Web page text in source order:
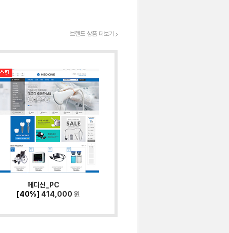
브랜드 상품 더보기
메디신_PC
[40%] 414,000 원